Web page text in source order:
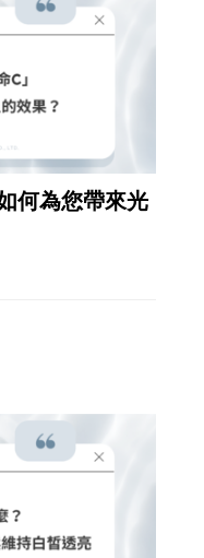
何為您帶來光